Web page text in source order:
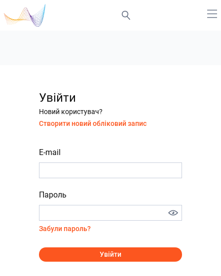
Увійти
Новий користувач?
Створити новий обліковий запис
E-mail
Пароль
Забули пароль?
Увійти